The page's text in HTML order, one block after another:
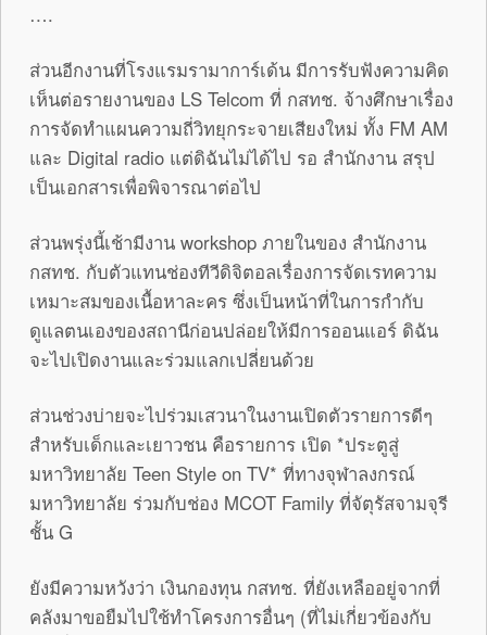
….
ส่วนอีกงานที่โรงแรมรามาการ์เด้น มีการรับฟังความคิด
เห็นต่อรายงานของ LS Telcom ที่ กสทช. จ้างศึกษาเรื่อง
การจัดทำแผนความถี่วิทยุกระจายเสียงใหม่ ทั้ง FM AM
และ Digital radio แต่ดิฉันไม่ได้ไป รอ สำนักงาน สรุป
เป็นเอกสารเพื่อพิจารณาต่อไป
ส่วนพรุ่งนี้เช้ามีงาน workshop ภายในของ สำนักงาน
กสทช. กับตัวแทนช่องทีวีดิจิตอลเรื่องการจัดเรทความ
เหมาะสมของเนื้อหาละคร ซึ่งเป็นหน้าที่ในการกำกับ
ดูแลตนเองของสถานีก่อนปล่อยให้มีการออนแอร์ ดิฉัน
จะไปเปิดงานและร่วมแลกเปลี่ยนด้วย
ส่วนช่วงบ่ายจะไปร่วมเสวนาในงานเปิดตัวรายการดีๆ
สำหรับเด็กและเยาวชน คือรายการ เปิด *ประตูสู่
มหาวิทยาลัย Teen Style on TV* ที่ทางจุฬาลงกรณ์
มหาวิทยาลัย ร่วมกับช่อง MCOT Family ที่จัตุรัสจามจุรี
ชั้น G
ยังมีความหวังว่า เงินกองทุน กสทช. ที่ยังเหลืออยู่จากที่
คลังมาขอยืมไปใช้ทำโครงการอื่นๆ (ที่ไม่เกี่ยวข้องกับ